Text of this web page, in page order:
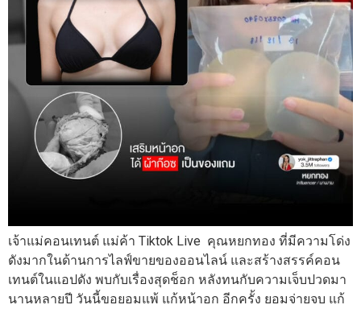
เจ้าแม่คอนเทนต์ แม่ค้า Tiktok Live คุณหยกทอง ที่มีความโด่ง
ดังมากในด้านการไลฟ์ขายของออนไลน์ และสร้างสรรค์คอน
เทนต์ในแอปดัง พบกับเรื่องสุดช็อก หลังทนกับความเจ็บปวดมา
นานหลายปี วันนี้ขอยอมแพ้ แก้หน้าอก อีกครั้ง ยอมจ่ายจบ แก้